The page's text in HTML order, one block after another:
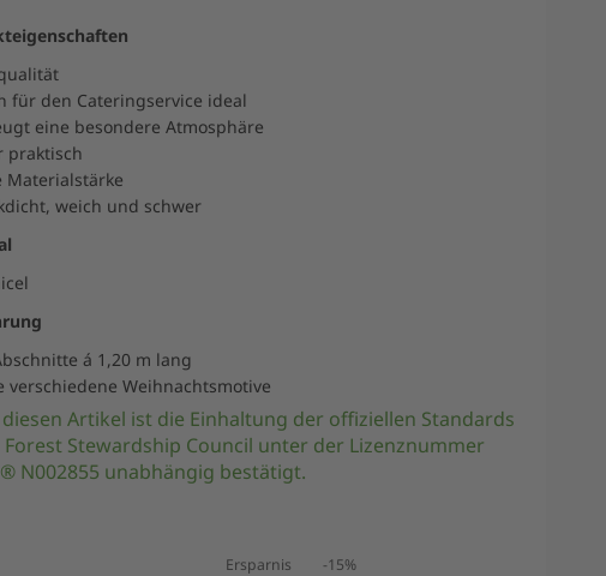
für den Cateringservice ideal
eine besondere Atmosphäre
praktisch
Materialstärke
weich und schwer
á 1,20 m lang
verschiedene Weihnachtsmotive
diesen Artikel ist die Einhaltung der offiziellen Standards
Forest Stewardship Council unter der Lizenznummer
N002855 unabhängig bestätigt.
Ersparnis -15%